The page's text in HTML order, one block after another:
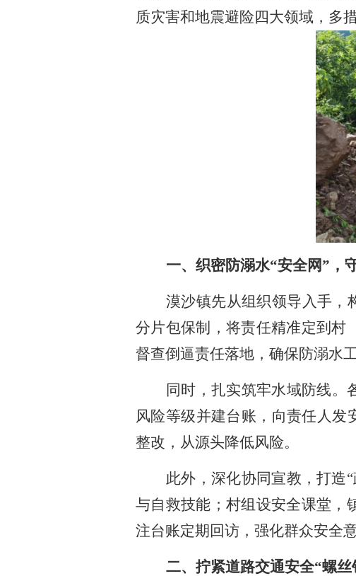
质灾害和地震避险四大领域，多
一、织密防溺水“安全网”，
漠沙镇先从组织领导入手，
分片包保制，将责任精准定到村
督查倒逼责任落地，确保防溺水
同时，扎实筑牢水域防线。
风险等级并建台账，向责任人发
整改，从源头降低风险。
此外，深化协同宣教，打造
与自救技能；村组设安全课堂，
注台账定期回访，强化群众安全
二、拧紧道路交通安全“螺丝